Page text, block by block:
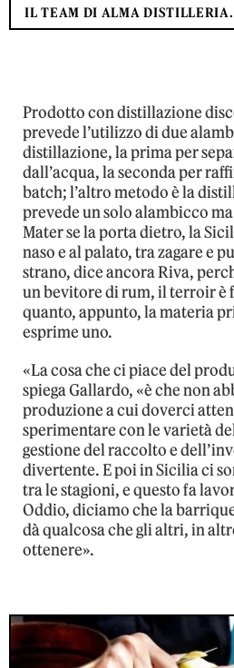
IL TEAM DI ALMA DISTILLERIA.
Prodotto con distillazione
prevede l’utilizzo di due
distillazione, la prima per
dall’acqua, la seconda per
batch; l’altro metodo è la
prevede un solo alambicco
Mater se la porta dietro, la
naso e al palato, tra zagare e
strano, dice ancora Riva,
un bevitore di rum, il terroir è
quanto, appunto, la materia
esprime uno.
«La cosa che ci piace del
spiega Gallardo, «è che non
produzione a cui doverci
sperimentare con le varietà
gestione del raccolto e
divertente. E poi in Sicilia ci
tra le stagioni, e questo fa
Oddio, diciamo che la
dà qualcosa che gli altri, in
ottenere».